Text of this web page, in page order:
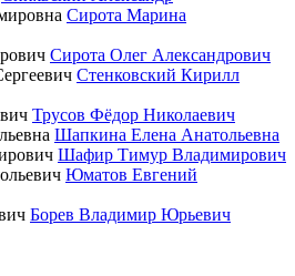
Сирота Марина
Сирота Олег Александрович
Стенковский Кирилл
Трусов Фёдор Николаевич
Шапкина Елена Анатольевна
Шафир Тимур Владимирович
Юматов Евгений
Борев Владимир Юрьевич